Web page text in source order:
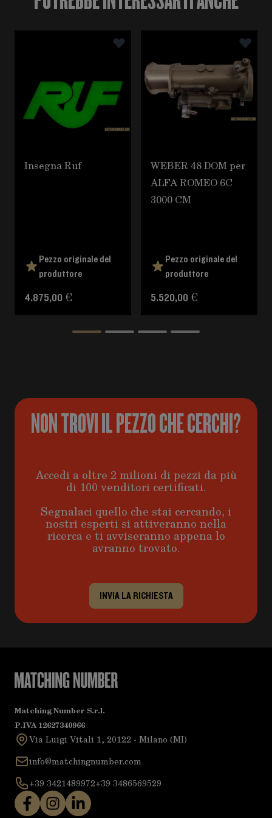
È possibile navigare tra gli elementi del carosello
Premere per saltare il carosello
Insegna Ruf
Pezzo originale del
produttore
4.875,00 €
WEBER 48 DOM per
ALFA ROMEO 6C
3000 CM
Pezzo originale del
produttore
5.520,00 €
NON TROVI IL PEZZO CHE CERCHI?
Accedi a oltre 2 milioni di pezzi da più
di 100 venditori certificati.
Segnalaci quello che stai cercando, i
nostri esperti si attiveranno nella
ricerca e ti avviseranno appena lo
avranno trovato.
INVIA LA RICHIESTA
Matching Number S.r.l.
P.IVA 12627340966
Via Luigi Vitali 1, 20122 - Milano (MI)
info@matchingnumber.com
+39 3421489972+39 3486569529